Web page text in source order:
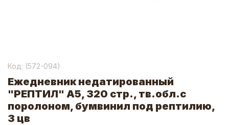
Код: (572-094)
Ежедневник недатированный
"РЕПТИЛ" А5, 320 стр., тв.обл.с
поролоном, бумвинил под рептилию,
3 цв